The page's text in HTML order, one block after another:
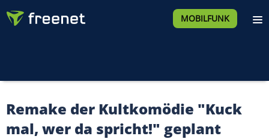
MOBILFUNK
Remake der Kultkomödie "Kuck
mal, wer da spricht!" geplant